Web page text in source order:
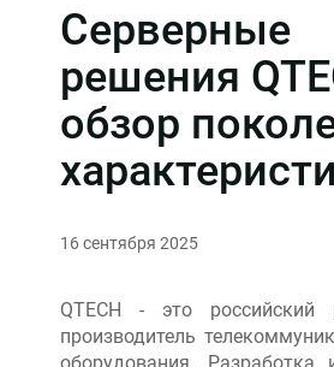
Серверные
решения
обзор
16 сентября 2025
QTECH - это российский
производитель